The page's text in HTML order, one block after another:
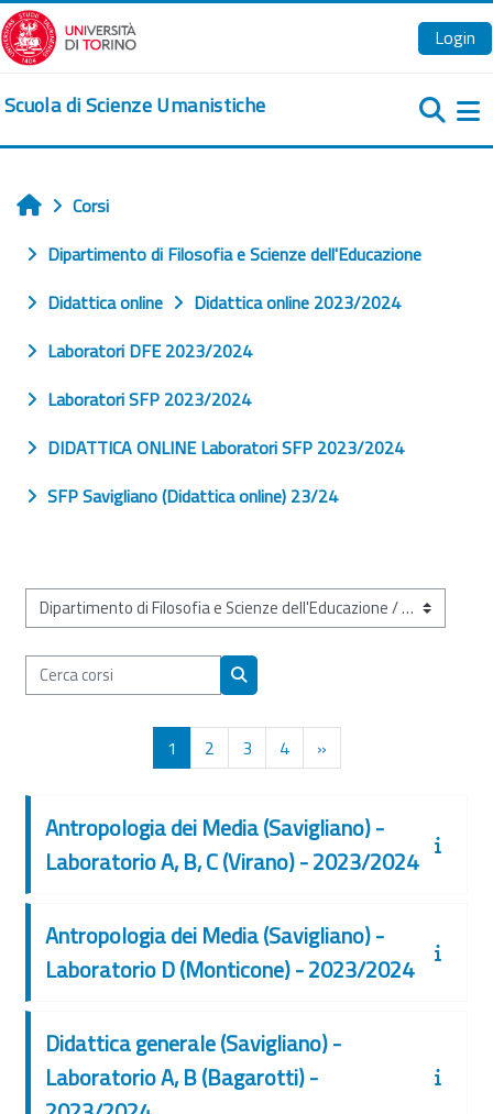
Vai al contenuto principale
Login
Scuola di Scienze Umanistiche
Home
Corsi
Dipartimento di Filosofia e Scienze dell'Educazione
Didattica online
Didattica online 2023/2024
Laboratori DFE 2023/2024
Laboratori SFP 2023/2024
DIDATTICA ONLINE Laboratori SFP 2023/2024
SFP Savigliano (Didattica online) 23/24
Categorie di corso
Cerca corsi
Cerca corsi
1 Pagina 1
2 Pagina 2
3Pagina 3
4Pagina 4
»Pagina successiva
Antropologia dei Media (Savigliano) -
Laboratorio A, B, C (Virano) - 2023/2024
Antropologia dei Media (Savigliano) -
Laboratorio D (Monticone) - 2023/2024
Didattica generale (Savigliano) -
Laboratorio A, B (Bagarotti) -